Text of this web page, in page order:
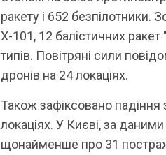
ракету і 652 безпілотники.
Х-101, 12 балістичних
типів. Повітряні сили
дронів на 24 локаціях.
Також зафіксовано падіння
локаціях. У Києві, за
щонайменше про 31